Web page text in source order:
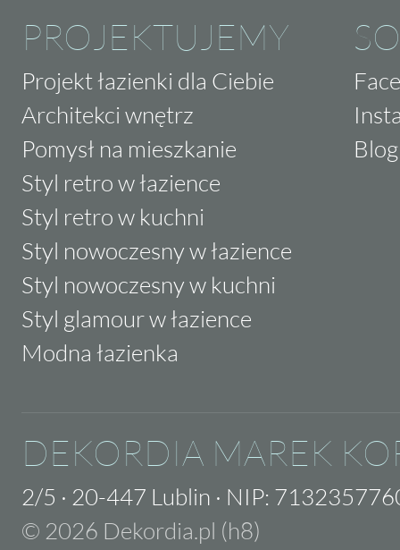
PROJEKTUJEMY
Projekt łazienki dla Ciebie
Architekci wnętrz
Pomysł na mieszkanie
Styl retro w łazience
Styl retro w kuchni
Styl nowoczesny w łazience
Styl nowoczesny w kuchni
Styl glamour w łazience
Modna łazienka
Blog
DEKORDIA MAREK
2/5 · 20-447 Lublin · NIP:
© 2026 Dekordia.pl (h8)